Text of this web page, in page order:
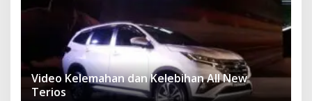
Video Kelemahan dan Kelebihan All New
Terios